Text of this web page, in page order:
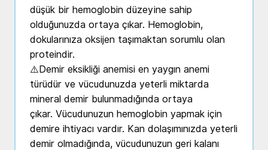
düşük bir hemoglobin düzeyine sahip
olduğunuzda ortaya çıkar. Hemoglobin,
dokularınıza oksijen taşımaktan sorumlu olan
proteindir.
⚠️Demir eksikliği anemisi en yaygın anemi
türüdür ve vücudunuzda yeterli miktarda
mineral demir bulunmadığında ortaya
çıkar. Vücudunuzun hemoglobin yapmak için
demire ihtiyacı vardır. Kan dolaşımınızda yeterli
demir olmadığında, vücudunuzun geri kalanı